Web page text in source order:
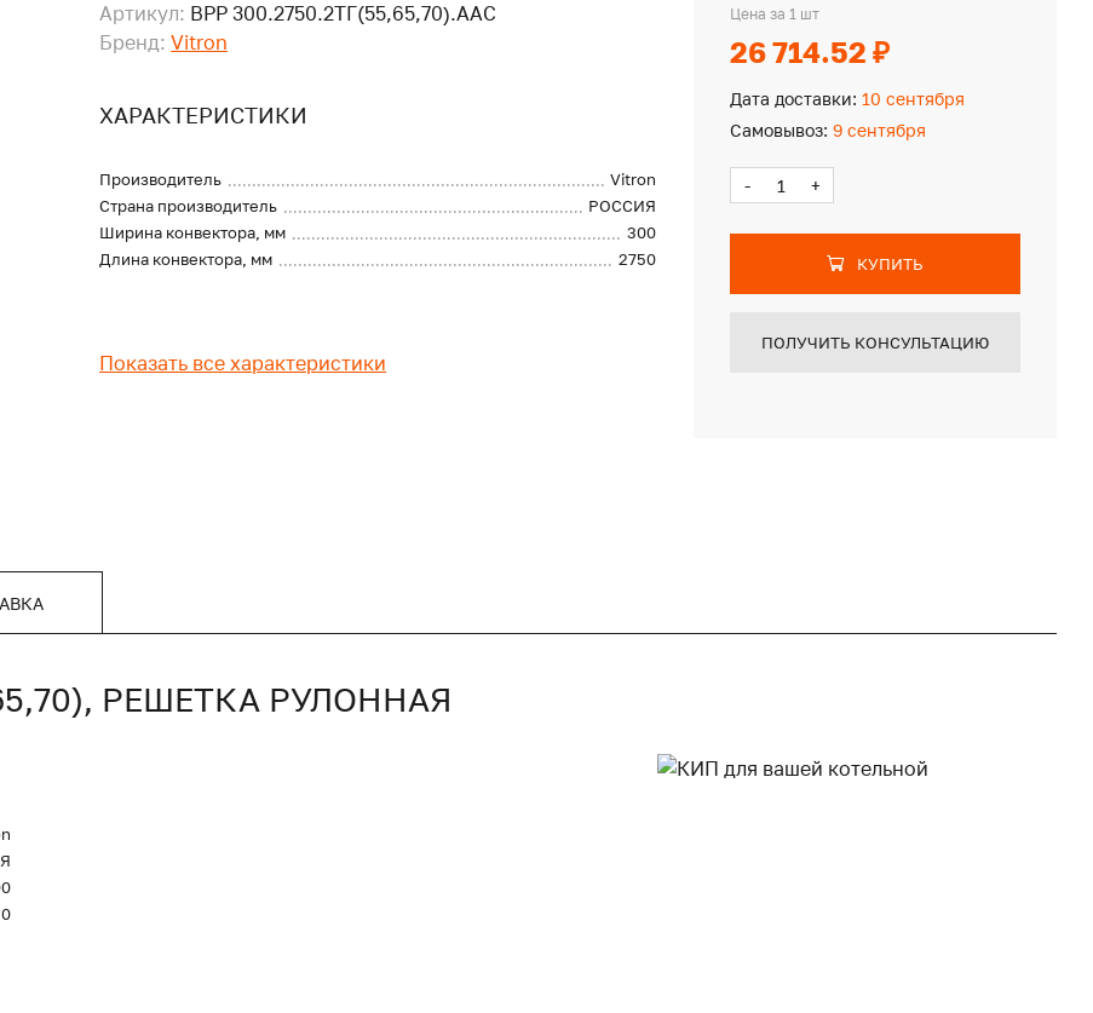
Артикул: ВРР 300.2750.2ТГ(55,65,70).ААС
Бренд: Vitron
ХАРАКТЕРИСТИКИ
Производитель
Vitron
Страна производитель
РОССИЯ
Ширина конвектора, мм
300
Длина конвектора, мм
2750
Показать все характеристики
Цена за 1 шт
26 714.52 ₽
Дата доставки: 10 сентября
Самовывоз: 9 сентября
- +
КУПИТЬ
ПОЛУЧИТЬ КОНСУЛЬТАЦИЮ
РЕШЕТКА РУЛОННАЯ